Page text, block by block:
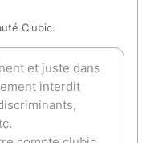
Clubic.